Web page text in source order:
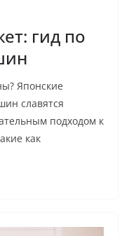
гид по
Японские
славятся
подходом к
как